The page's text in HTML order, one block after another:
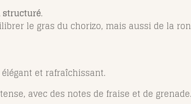
structuré.
le gras du chorizo, mais aussi de la
et rafraîchissant.
avec des notes de fraise et de grenade.